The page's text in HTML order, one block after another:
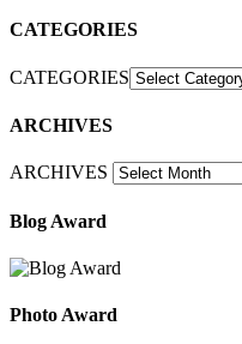
CATEGORIES
CATEGORIES
ARCHIVES
ARCHIVES
Blog Award
Photo Award